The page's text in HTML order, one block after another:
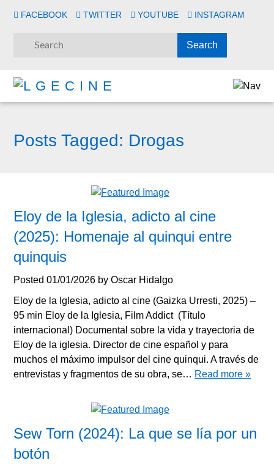
FACEBOOK TWITTER YOUTUBE INSTAGRAM
Posts Tagged: Drogas
Eloy de la Iglesia, adicto al cine
(2025): Homenaje al quinqui entre
quinquis
Posted01/01/2026 byOscar Hidalgo
Eloy de la Iglesia, adicto al cine (Gaizka Urresti, 2025) –
95 min Eloy de la Iglesia, Film Addict (Título
internacional) Documental sobre la vida y trayectoria de
Eloy de la iglesia. Director de cine español y para
muchos el máximo impulsor del cine quinqui. A través de
entrevistas y fragmentos de su obra, se… Read more »
Sew Torn (2024): La que se lía por un
botón